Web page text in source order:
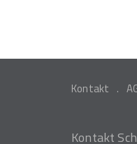
Kontakt
Kontakt